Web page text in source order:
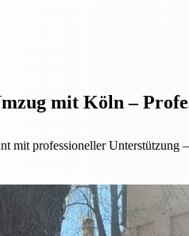
mit Köln –
mit professioneller